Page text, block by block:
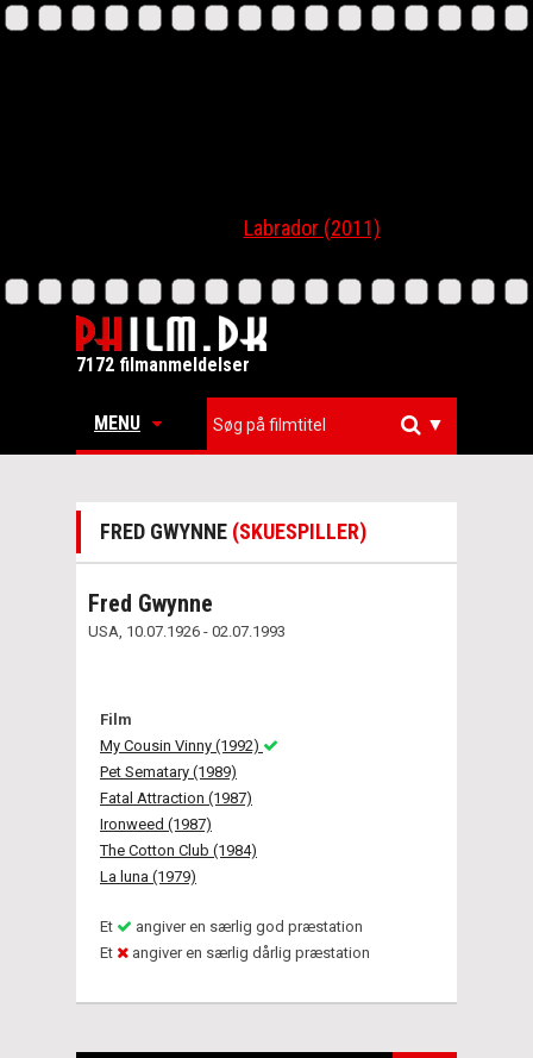
Labrador (2011)
7172 filmanmeldelser
MENU ▼
FRED GWYNNE (SKUESPILLER)
Fred Gwynne
USA, 10.07.1926 - 02.07.1993
Film
My Cousin Vinny (1992)
Pet Sematary (1989)
Fatal Attraction (1987)
Ironweed (1987)
The Cotton Club (1984)
La luna (1979)
Et
angiver en særlig god præstation
Et
angiver en særlig dårlig præstation